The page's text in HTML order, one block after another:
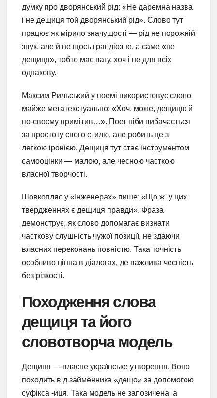
думку про дворянський рід: «Не даремна назва
і не дещиця той дворянський рід». Слово тут
працює як мірило значущості — рід не порожній
звук, але й не щось грандіозне, а саме «не
дещиця», тобто має вагу, хоч і не для всіх
однакову.
Максим Рильський у поемі використовує слово
майже метатекстуально: «Хоч, може, дещицю й
по-своєму примітив…». Поет ніби вибачається
за простоту свого стилю, але робить це з
легкою іронією. Дещиця тут стає інструментом
самооцінки — малою, але чесною часткою
власної творчості.
Шовкопляс у «Інженерах» пише: «Що ж, у цих
твердженнях є дещиця правди». Фраза
демонструє, як слово допомагає визнати
часткову слушність чужої позиції, не здаючи
власних переконань повністю. Така точність
особливо цінна в діалогах, де важлива чесність
без різкості.
Походження слова
дещиця та його
словотворча модель
Дещиця — власне українське утворення. Воно
походить від займенника «дещо» за допомогою
суфікса -иця. Така модель не запозичена, а